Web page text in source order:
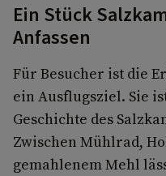
Ein Stück
Anfassen
Für Besucher ist die
ein Ausflugsziel. Sie
Geschichte des
Zwischen Mühlrad,
gemahlenem Mehl